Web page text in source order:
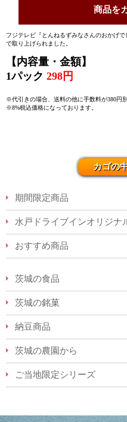
フジテレビ『とんねるずみなさんのおかげ
で取り上げられました。
【内容量・金額】
1パック 298円
※代引きの場合、送料の他に手数料が380円
※8%税込価格になっております。
カゴの
期間限定商品
水戸ドライブインオリジナ
おすすめ商品
茨城の食品
茨城の銘菓
納豆商品
茨城の農園から
ご当地限定シリーズ